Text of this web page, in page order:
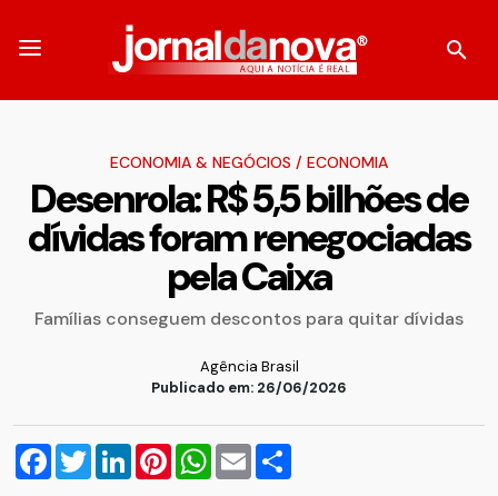
ECONOMIA & NEGÓCIOS / ECONOMIA
Desenrola: R$ 5,5 bilhões de
dívidas foram renegociadas
pela Caixa
Famílias conseguem descontos para quitar dívidas
Agência Brasil
Publicado em: 26/06/2026
Facebook
TwitterLinkedInPinterestWhatsApp
Email